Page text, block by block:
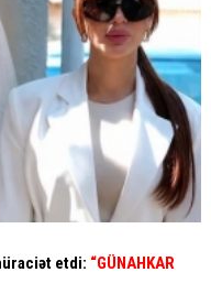
etdi: “GÜNAHKAR